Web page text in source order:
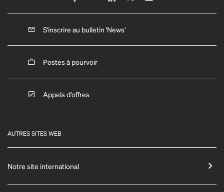
S'inscrire au bulletin 'News'
Postes à pourvoir
Appels d'offres
AUTRES SITES WEB
Notre site international